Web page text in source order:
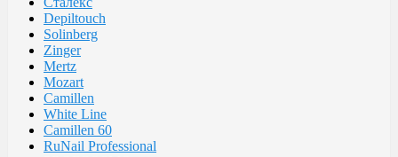
Depiltouch
Solinberg
Zinger
Mertz
Mozart
Camillen
White Line
Camillen 60
RuNail Professional